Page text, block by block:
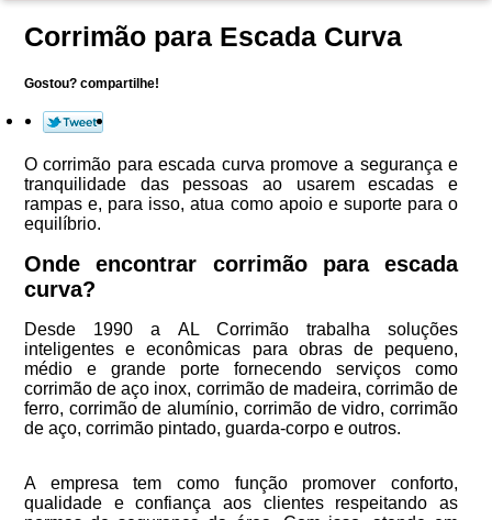
Corrimão para Escada Curva
Gostou? compartilhe!
O corrimão para escada curva promove a segurança e
tranquilidade das pessoas ao usarem escadas e
rampas e, para isso, atua como apoio e suporte para o
equilíbrio.
Onde encontrar corrimão para escada
curva?
Desde 1990 a AL Corrimão trabalha soluções
inteligentes e econômicas para obras de pequeno,
médio e grande porte fornecendo serviços como
corrimão de aço inox, corrimão de madeira, corrimão de
ferro, corrimão de alumínio, corrimão de vidro, corrimão
de aço, corrimão pintado, guarda-corpo e outros.
A empresa tem como função promover conforto,
qualidade e confiança aos clientes respeitando as